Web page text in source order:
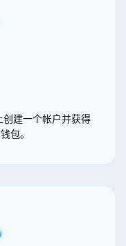
建一个帐户并获得
包。